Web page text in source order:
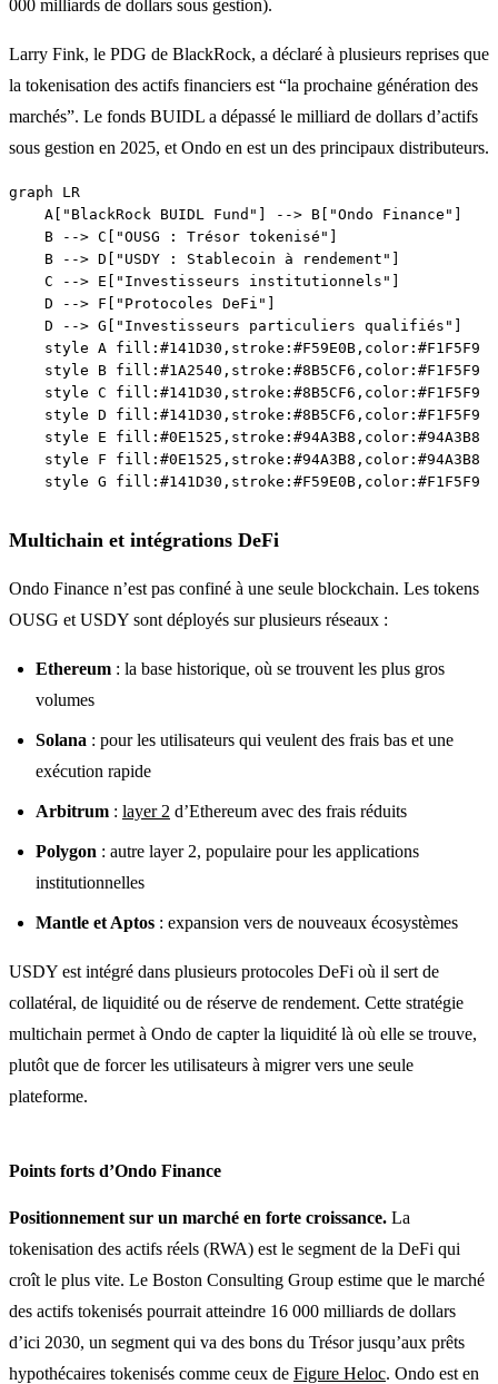
000 milliards de dollars sous gestion).
Larry Fink, le PDG de BlackRock, a déclaré à plusieurs reprises que
la tokenisation des actifs financiers est “la prochaine génération des
marchés”. Le fonds BUIDL a dépassé le milliard de dollars d’actifs
sous gestion en 2025, et Ondo en est un des principaux distributeurs.
graph LR
    A["BlackRock BUIDL Fund"] --> B["Ondo Finance"]
    B --> C["OUSG : Trésor tokenisé"]
    B --> D["USDY : Stablecoin à rendement"]
    C --> E["Investisseurs institutionnels"]
    D --> F["Protocoles DeFi"]
    D --> G["Investisseurs particuliers qualifiés"]
    style A fill:#141D30,stroke:#F59E0B,color:#F1F5F9
    style B fill:#1A2540,stroke:#8B5CF6,color:#F1F5F9
    style C fill:#141D30,stroke:#8B5CF6,color:#F1F5F9
    style D fill:#141D30,stroke:#8B5CF6,color:#F1F5F9
    style E fill:#0E1525,stroke:#94A3B8,color:#94A3B8
    style F fill:#0E1525,stroke:#94A3B8,color:#94A3B8
Multichain et intégrations DeFi
Ondo Finance n’est pas confiné à une seule blockchain. Les tokens
OUSG et USDY sont déployés sur plusieurs réseaux :
Ethereum : la base historique, où se trouvent les plus gros
volumes
Solana : pour les utilisateurs qui veulent des frais bas et une
exécution rapide
Arbitrum : layer 2 d’Ethereum avec des frais réduits
Polygon : autre layer 2, populaire pour les applications
institutionnelles
Mantle et Aptos : expansion vers de nouveaux écosystèmes
USDY est intégré dans plusieurs protocoles DeFi où il sert de
collatéral, de liquidité ou de réserve de rendement. Cette stratégie
multichain permet à Ondo de capter la liquidité là où elle se trouve,
plutôt que de forcer les utilisateurs à migrer vers une seule
plateforme.
Points forts d’Ondo Finance
Positionnement sur un marché en forte croissance. La
tokenisation des actifs réels (RWA) est le segment de la DeFi qui
croît le plus vite. Le Boston Consulting Group estime que le marché
des actifs tokenisés pourrait atteindre 16 000 milliards de dollars
d’ici 2030, un segment qui va des bons du Trésor jusqu’aux prêts
hypothécaires tokenisés comme ceux de Figure Heloc. Ondo est en